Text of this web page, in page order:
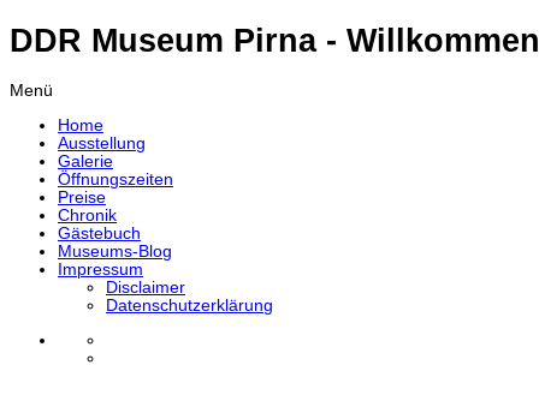
DDR Museum Pirna -
Menü
Home
Ausstellung
Galerie
Öffnungszeiten
Preise
Chronik
Gästebuch
Museums-Blog
Impressum
Disclaimer
Datenschutzerklärung